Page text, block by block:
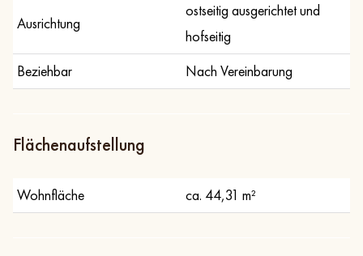
Ausrichtung
ostseitig ausgerichtet und
hofseitig
Beziehbar
Nach Vereinbarung
Flächenaufstellung
Wohnfläche ca. 44,31 m²